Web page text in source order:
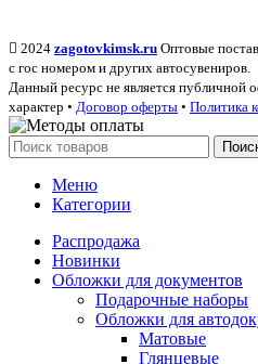
2024 zagotovkimsk.ru Оптовые
с гос номером и других автосувениров.
Данный ресурс не является
характер • Договор оферты • Политика
Меню
Категории
Распродажа
Новинки
Обложки для документов
Подарочные наборы
Обложки для
Матовые
Глянцевые